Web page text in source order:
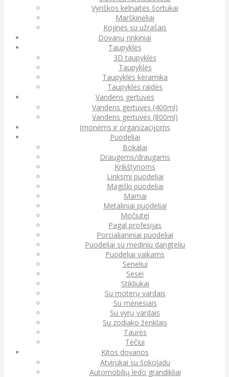
Vyriškos kelnaitės šortukai
Marškinėliai
Kojinės su užrašais
Dovanų rinkiniai
Taupyklės
3D taupyklės
Taupyklės
Taupyklės keramika
Taupyklės raidės
Vandens gertuvės
Vandens gertuvės (400ml)
Vandens gertuvės (800ml)
Įmonėms ir organizacijoms
Puodeliai
Bokalai
Draugėms/draugams
Krikštynoms
Linksmi puodeliai
Magiški puodeliai
Mamai
Metaliniai puodeliai
Močiutei
Pagal profesijas
Porcialianiniai puodeliai
Puodeliai su mediniu dangteliu
Puodeliai vaikams
Seneliui
Sesei
Stikliukai
Su moterų vardais
Su mėnesiais
Su vyrų vardais
Su zodiako ženklais
Taurės
Tėčiui
Kitos dovanos
Atvirukai su šokoladu
Automobilių ledo grandikliai